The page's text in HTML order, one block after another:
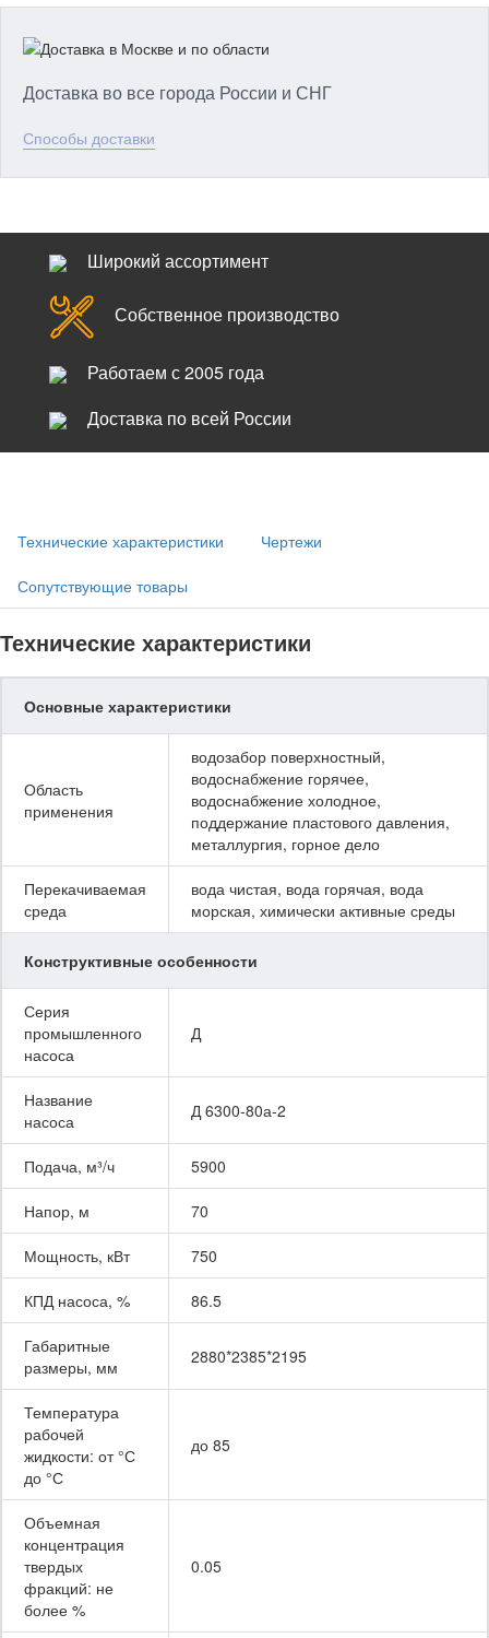
Доставка во все города России и СНГ
Способы доставки
Широкий ассортимент
Собственное производство
Работаем с 2005 года
Доставка по всей России
Технические характеристики Чертежи
Сопутствующие товары
Технические характеристики
Основные характеристики
Область
применения
водозабор поверхностный,
водоснабжение горячее,
водоснабжение холодное,
поддержание пластового давления,
металлургия, горное дело
Перекачиваемая
среда
вода чистая, вода горячая, вода
морская, химически активные среды
Конструктивные особенности
Серия
промышленного
насоса
Д
Название
насоса
Д 6300-80а-2
Подача, м³/ч 5900
Напор, м 70
Мощность, кВт 750
КПД насоса, % 86.5
Габаритные
размеры, мм
2880*2385*2195
Температура
рабочей
жидкости: от °С
до °С
до 85
Объемная
концентрация
твердых
фракций: не
более %
0.05